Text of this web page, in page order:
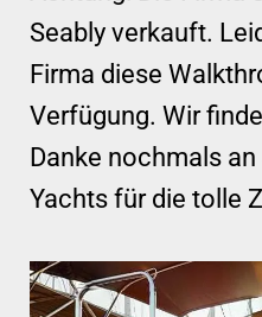
Seably verkauft.
Firma diese
Verfügung. Wir
Danke nochmals
Yachts für die tolle